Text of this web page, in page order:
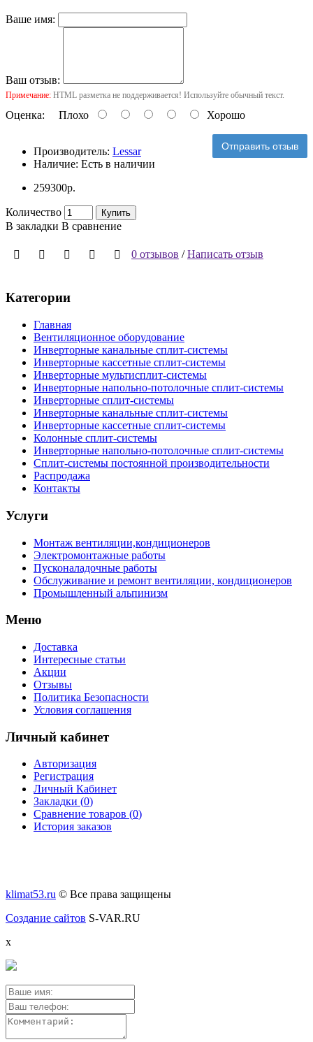
Ваше имя:
Ваш отзыв:
Примечание: HTML разметка не поддерживается! Используйте обычный текст.
Оценка: Плохо Хорошо
Отправить отзыв
Производитель: Lessar
Наличие: Есть в наличии
259300р.
Количество Купить
В закладки В сравнение
0 отзывов /Написать отзыв
Категории
Главная
Вентиляционное оборудование
Инверторные канальные сплит-системы
Инверторные кассетные сплит-системы
Инверторные мультисплит-системы
Инверторные напольно-потолочные сплит-системы
Инверторные сплит-системы
Инверторные канальные сплит-системы
Инверторные кассетные сплит-системы
Колонные сплит-системы
Инверторные напольно-потолочные сплит-системы
Сплит-системы постоянной производительности
Распродажа
Контакты
Услуги
Монтаж вентиляции,кондиционеров
Электромонтажные работы
Пусконаладочные работы
Обслуживание и ремонт вентиляции, кондиционеров
Промышленный альпинизм
Меню
Доставка
Интересные статьи
Акции
Отзывы
Политика Безопасности
Условия соглашения
Личный кабинет
Авторизация
Регистрация
Личный Кабинет
Закладки (0)
Сравнение товаров (0)
История заказов
klimat53.ru © Все права защищены
Создание сайтов S-VAR.RU
x